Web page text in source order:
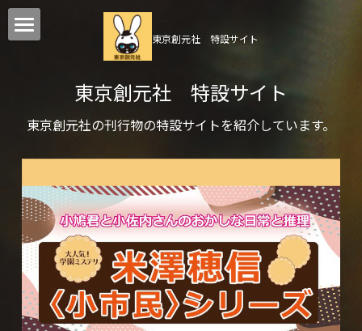
東京創元社　特設サイト
創元文芸文庫
第2回創元ホラー長編賞
ウンベルト・エーコ『薔薇の名前［完全版］』
米澤穂信〈小市民〉シリーズ
貫井徳郎『不等辺五角形』
上條一輝〈あしや超常現象調査〉
凪良ゆう『流浪の月』
東京創元社　特設サイト
東京創元社の刊行物の特設サイトを紹介しています。